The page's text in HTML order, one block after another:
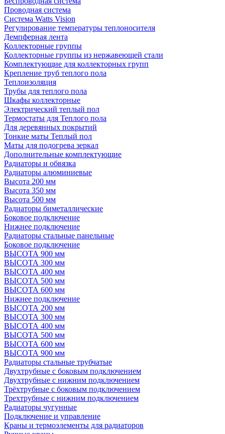
Проводная система
Система Watts Vision
Регулирование температуры теплоносителя
Демпферная лента
Коллекторные группы
Коллекторные группы из нержавеющей стали
Комплектующие для коллекторных групп
Крепление труб теплого пола
Теплоизоляция
Трубы для теплого пола
Шкафы коллекторные
Электрический теплый пол
Термостаты для Теплого пола
Для деревянных покрытий
Тонкие маты Теплый пол
Маты для подогрева зеркал
Дополнительные комплектующие
Радиаторы и обвязка
Радиаторы алюминиевые
Высота 200 мм
Высота 350 мм
Высота 500 мм
Радиаторы биметаллические
Боковое подключение
Нижнее подключение
Радиаторы стальные панельные
Боковое подключение
ВЫСОТА 900 мм
ВЫСОТА 300 мм
ВЫСОТА 400 мм
ВЫСОТА 500 мм
ВЫСОТА 600 мм
Нижнее подключение
ВЫСОТА 200 мм
ВЫСОТА 300 мм
ВЫСОТА 400 мм
ВЫСОТА 500 мм
ВЫСОТА 600 мм
ВЫСОТА 900 мм
Радиаторы стальные трубчатые
Двухтрубные с боковым подключением
Двухтрубные с нижним подключением
Трёхтрубные с боковым подключением
Трехтрубные с нижним подключением
Радиаторы чугунные
Подключение и управление
Краны и термоэлементы для радиаторов